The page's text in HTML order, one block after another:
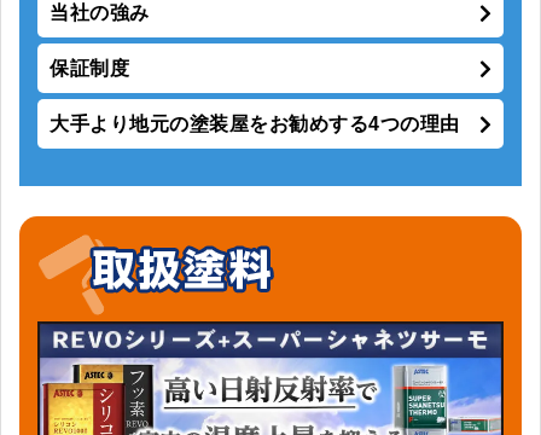
当社の強み
保証制度
大手より地元の塗装屋をお勧めする4つの理由